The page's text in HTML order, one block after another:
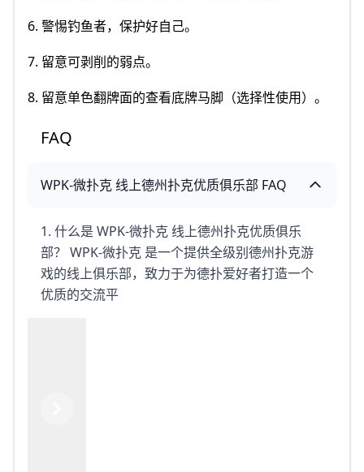
6. 警惕钓鱼者，保护好自己。
7. 留意可剥削的弱点。
8. 留意单色翻牌面的查看底牌马脚（选择性使用）。
FAQ
WPK-微扑克 线上德州扑克优质俱乐部 FAQ
1. 什么是 WPK-微扑克 线上德州扑克优质俱乐
部？ WPK-微扑克 是一个提供全级别德州扑克游
戏的线上俱乐部，致力于为德扑爱好者打造一个
优质的交流平